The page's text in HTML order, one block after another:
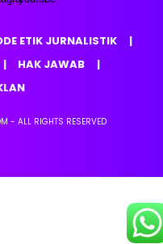
ETIK JURNALISTIK
HAK JAWAB
- ALL RIGHTS RESERVED